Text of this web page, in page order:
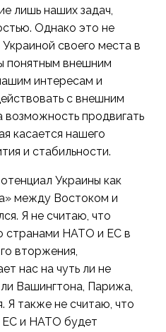
лишь наших задач,
Однако это не
своего места в
понятным внешним
интересам и
с внешним
продвигать
касается нашего
и стабильности.
Украины как
между Востоком и
Я не считаю, что
странами НАТО и ЕС в
вторжения,
нас на чуть ли не
Вашингтона, Парижа,
Я также не считаю, что
ЕС и НАТО будет